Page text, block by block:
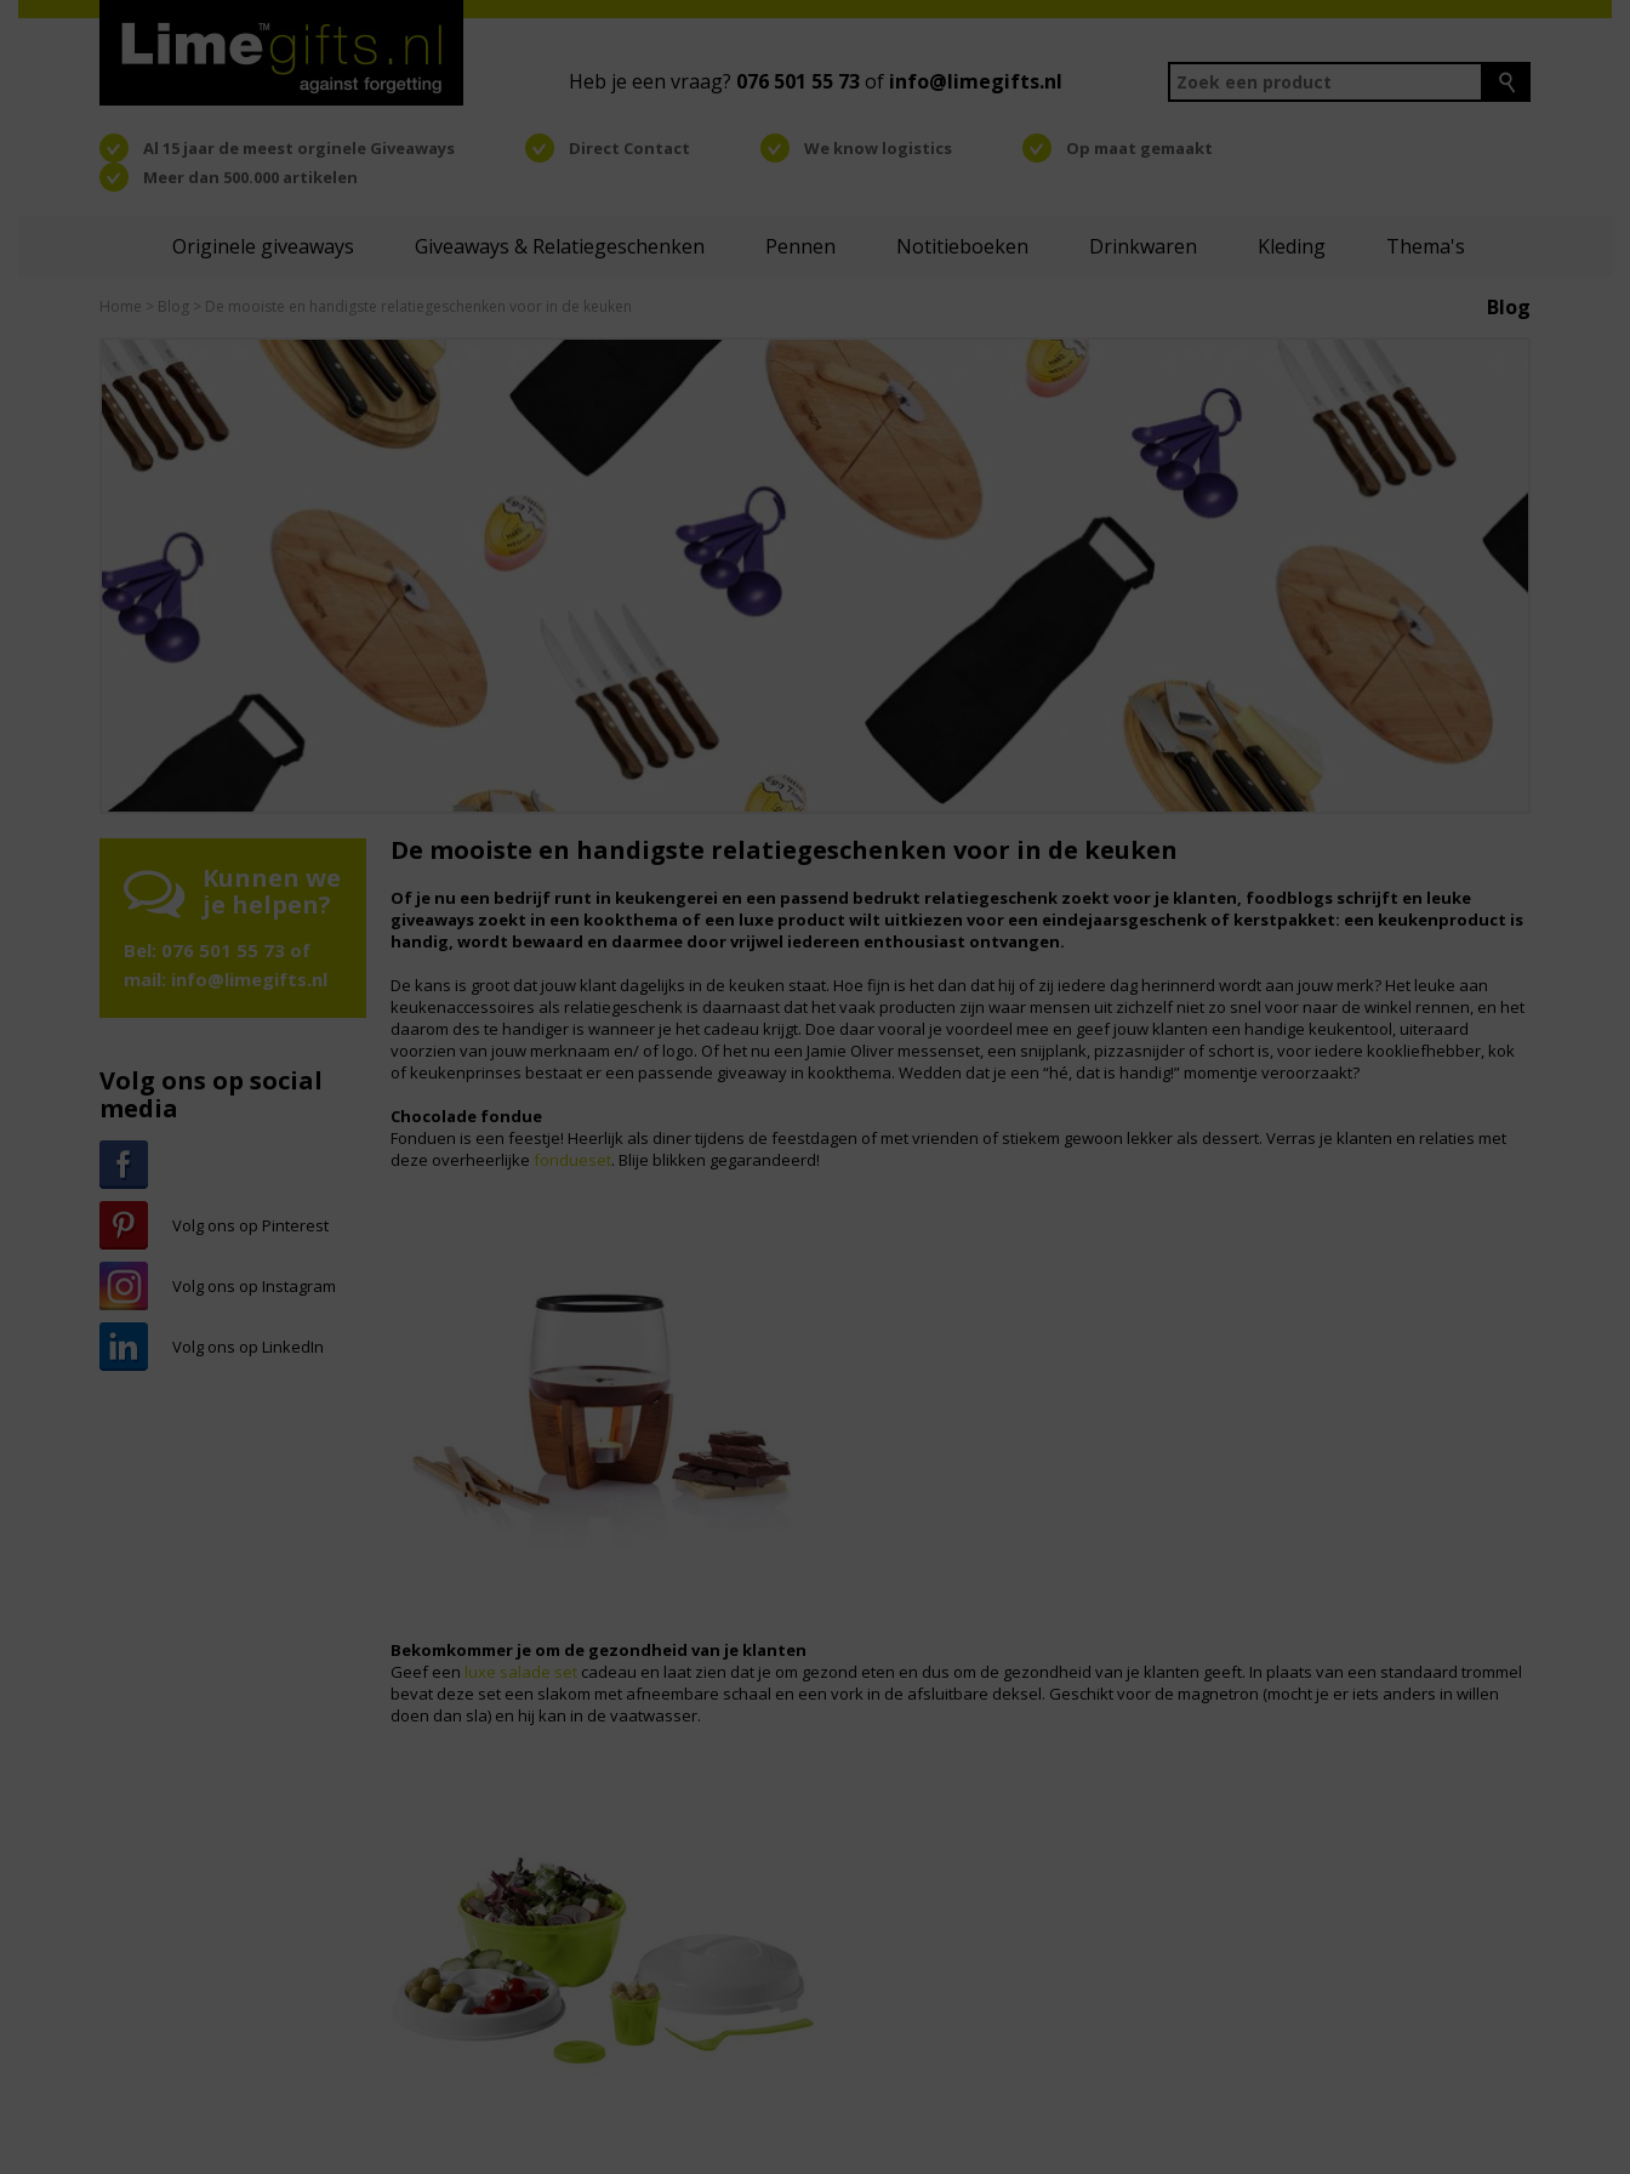
Heb je een vraag? 076 501 55 73of info@limegifts.nl
Al 15 jaar de meest orginele Giveaways Direct Contact We know logistics
Op maat gemaakt
Meer dan 500.000 artikelen
Originele giveaways Giveaways & Relatiegeschenken Pennen Notitieboeken Drinkwaren Kleding Thema's
Blog
Home > Blog > De mooiste en handigste relatiegeschenken voor in de keuken
Kunnen we
je helpen?
Bel: 076 501 55 73 of
mail: info@limegifts.nl
Volg ons op social
media
Volg ons op Pinterest
Volg ons op Instagram
Volg ons op LinkedIn
De mooiste en handigste relatiegeschenken voor in de keuken
Of je nu een bedrijf runt in keukengerei en een passend bedrukt relatiegeschenk zoekt voor je klanten, foodblogs schrijft en leuke
giveaways zoekt in een kookthema of een luxe product wilt uitkiezen voor een eindejaarsgeschenk of kerstpakket: een keukenproduct is
handig, wordt bewaard en daarmee door vrijwel iedereen enthousiast ontvangen.
De kans is groot dat jouw klant dagelijks in de keuken staat. Hoe fijn is het dan dat hij of zij iedere dag herinnerd wordt aan jouw merk? Het leuke aan
keukenaccessoires als relatiegeschenk is daarnaast dat het vaak producten zijn waar mensen uit zichzelf niet zo snel voor naar de winkel rennen, en het
daarom des te handiger is wanneer je het cadeau krijgt. Doe daar vooral je voordeel mee en geef jouw klanten een handige keukentool, uiteraard
voorzien van jouw merknaam en/ of logo. Of het nu een Jamie Oliver messenset, een snijplank, pizzasnijder of schort is, voor iedere kookliefhebber, kok
of keukenprinses bestaat er een passende giveaway in kookthema. Wedden dat je een “hé, dat is handig!” momentje veroorzaakt?
Chocolade fondue
Fonduen is een feestje! Heerlijk als diner tijdens de feestdagen of met vrienden of stiekem gewoon lekker als dessert. Verras je klanten en relaties met
deze overheerlijke fondueset. Blije blikken gegarandeerd!
Bekomkommer je om de gezondheid van je klanten
Geef een luxe salade set cadeau en laat zien dat je om gezond eten en dus om de gezondheid van je klanten geeft. In plaats van een standaard trommel
bevat deze set een slakom met afneembare schaal en een vork in de afsluitbare deksel. Geschikt voor de magnetron (mocht je er iets anders in willen
doen dan sla) en hij kan in de vaatwasser.